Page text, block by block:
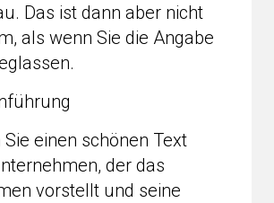
Das ist dann aber nicht
als wenn Sie die Angabe
einen schönen Text
der das
vorstellt und seine